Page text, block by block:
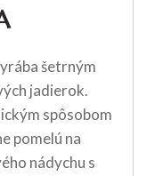
šetrným
jadierok.
spôsobom
pomelú na
nádychu s